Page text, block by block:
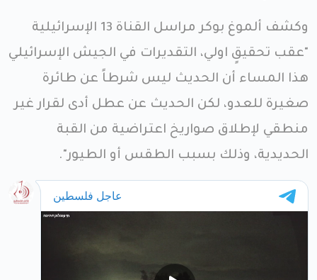
وكشف ألموغ بوكر مراسل القناة 13 الإسرائيلية
"عقب تحقيقٍ اولي، التقديرات في الجيش الإسرائيلي
هذا المساء أن الحديث ليس شرطاً عن طائرة
صغيرة للعدو، لكن الحديث عن عطل أدى لقرار غير
منطقي لإطلاق صواريخ اعتراضية من القبة
الحديدية، وذلك بسبب الطقس أو الطيور".